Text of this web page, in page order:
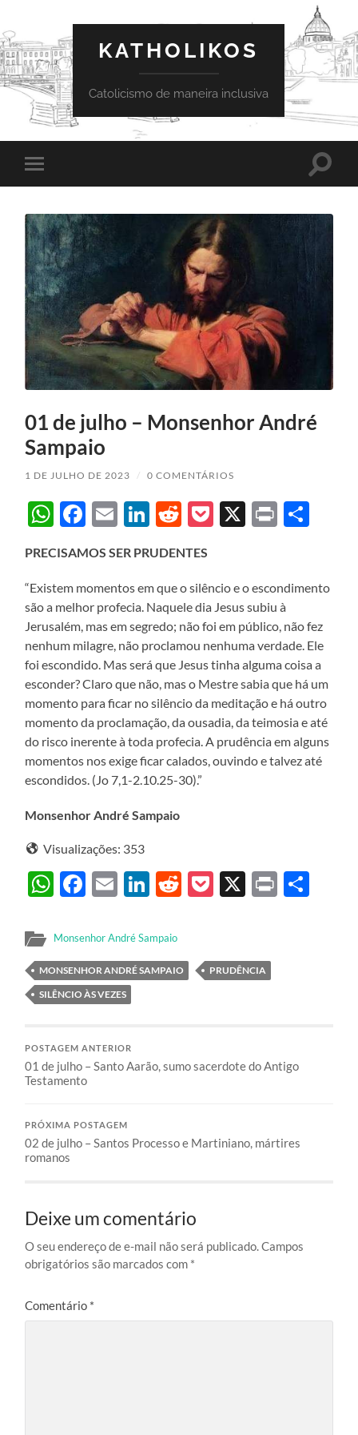
KATHOLIKOS
Catolicismo de maneira inclusiva
Toggle
mobile
Toggle
01 de julho – Monsenhor André
Sampaio
1 DE JULHO DE 2023 / 0 COMENTÁRIOS
WhatsApp
Facebook
EmailLinkedIn
Reddit
Pocket
X Print
PRECISAMOS SER PRUDENTES
“Existem momentos em que o silêncio e o escondimento
são a melhor profecia. Naquele dia Jesus subiu à
Jerusalém, mas em segredo; não foi em público, não fez
nenhum milagre, não proclamou nenhuma verdade. Ele
foi escondido. Mas será que Jesus tinha alguma coisa a
esconder? Claro que não, mas o Mestre sabia que há um
momento para ficar no silêncio da meditação e há outro
momento da proclamação, da ousadia, da teimosia e até
do risco inerente à toda profecia. A prudência em alguns
momentos nos exige ficar calados, ouvindo e talvez até
escondidos. (Jo 7,1-2.10.25-30).”
Monsenhor André Sampaio
Visualizações: 353
WhatsApp
Facebook
EmailLinkedIn
Reddit
Pocket
X Print
Monsenhor André Sampaio
MONSENHOR ANDRÉ SAMPAIO
PRUDÊNCIA
SILÊNCIO ÀS VEZES
POSTAGEM ANTERIOR
01 de julho – Santo Aarão, sumo sacerdote do Antigo
Testamento
PRÓXIMA POSTAGEM
02 de julho – Santos Processo e Martiniano, mártires
romanos
Deixe um comentário
O seu endereço de e-mail não será publicado.Campos
obrigatórios são marcados com *
Comentário *